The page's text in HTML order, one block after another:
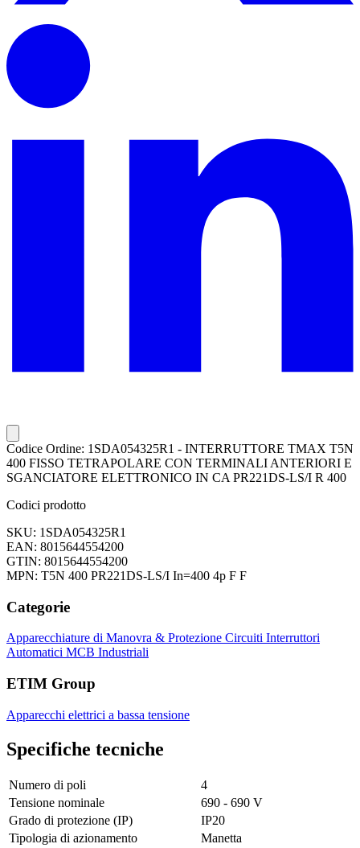
Codice Ordine: 1SDA054325R1 - INTERRUTTORE TMAX T5N
400 FISSO TETRAPOLARE CON TERMINALI ANTERIORI E
SGANCIATORE ELETTRONICO IN CA PR221DS-LS/I R 400
Codici prodotto
SKU: 1SDA054325R1
EAN: 8015644554200
GTIN: 8015644554200
MPN: T5N 400 PR221DS-LS/I In=400 4p F F
Categorie
Apparecchiature di Manovra & Protezione Circuiti Interruttori
Automatici MCB Industriali
ETIM Group
Apparecchi elettrici a bassa tensione
Specifiche tecniche
Numero di poli
4
Tensione nominale
690 - 690 V
Grado di protezione (IP)
IP20
Tipologia di azionamento
Manetta